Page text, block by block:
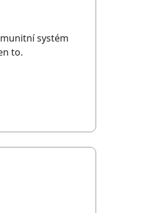
systém
to.